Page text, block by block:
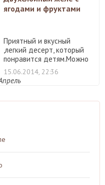
ягодами и фруктами
Приятный и вкусный
,легкий десерт, который
понравится детям.Можно
не ...
15.06.2014, 22:36